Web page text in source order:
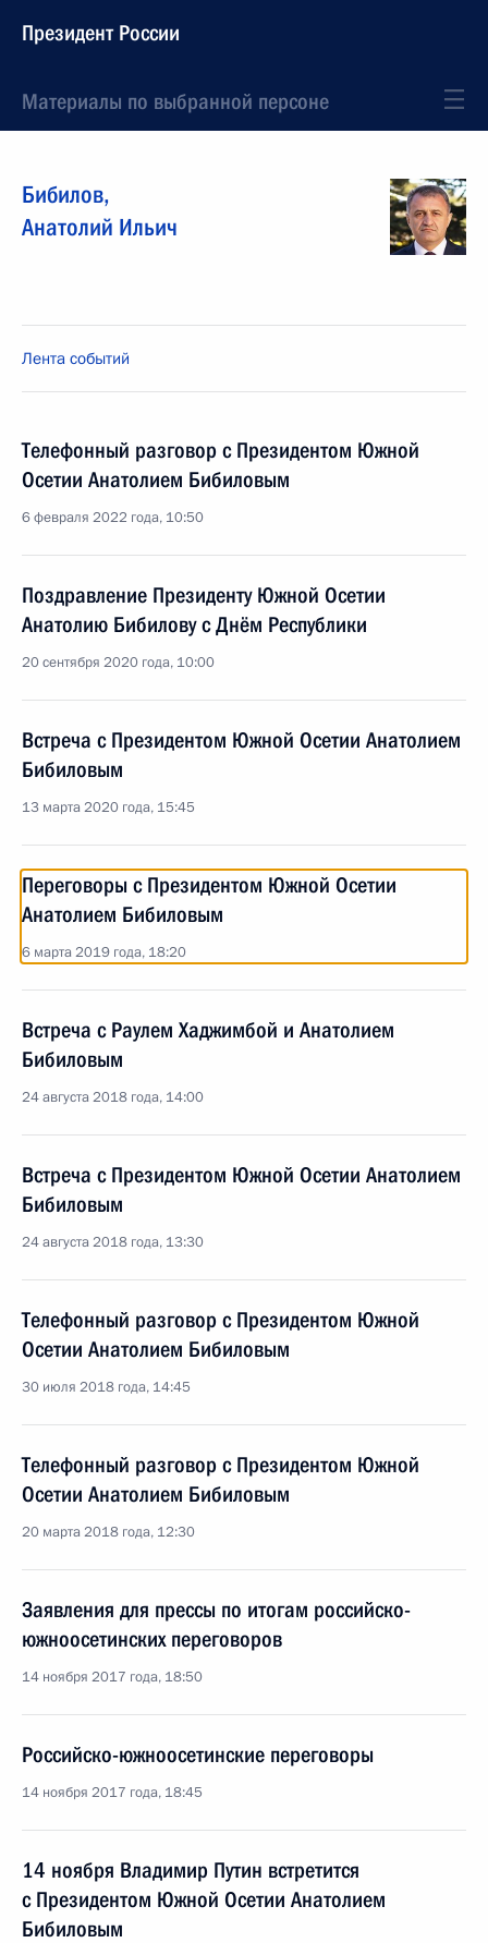
Президент России
Материалы по выбранной персоне
Бибилов,
Анатолий Ильич
Лента событий
Телефонный разговор с Президентом Южной
Осетии Анатолием Бибиловым
6 февраля 2022 года, 10:50
Поздравление Президенту Южной Осетии
Анатолию Бибилову с Днём Республики
20 сентября 2020 года, 10:00
Встреча с Президентом Южной Осетии Анатолием
Бибиловым
13 марта 2020 года, 15:45
Переговоры с Президентом Южной Осетии
Анатолием Бибиловым
6 марта 2019 года, 18:20
Встреча с Раулем Хаджимбой и Анатолием
Бибиловым
24 августа 2018 года, 14:00
Встреча с Президентом Южной Осетии Анатолием
Бибиловым
24 августа 2018 года, 13:30
Телефонный разговор с Президентом Южной
Осетии Анатолием Бибиловым
30 июля 2018 года, 14:45
Телефонный разговор с Президентом Южной
Осетии Анатолием Бибиловым
20 марта 2018 года, 12:30
Заявления для прессы по итогам российско-
южноосетинских переговоров
14 ноября 2017 года, 18:50
Российско-южноосетинские переговоры
14 ноября 2017 года, 18:45
14 ноября Владимир Путин встретится
с Президентом Южной Осетии Анатолием
Бибиловым